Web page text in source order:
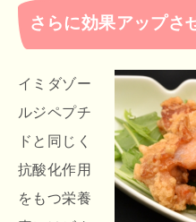
さらに効果アップさ
イミダゾー
ルジペプチ
ドと同じく
抗酸化作用
をもつ栄養